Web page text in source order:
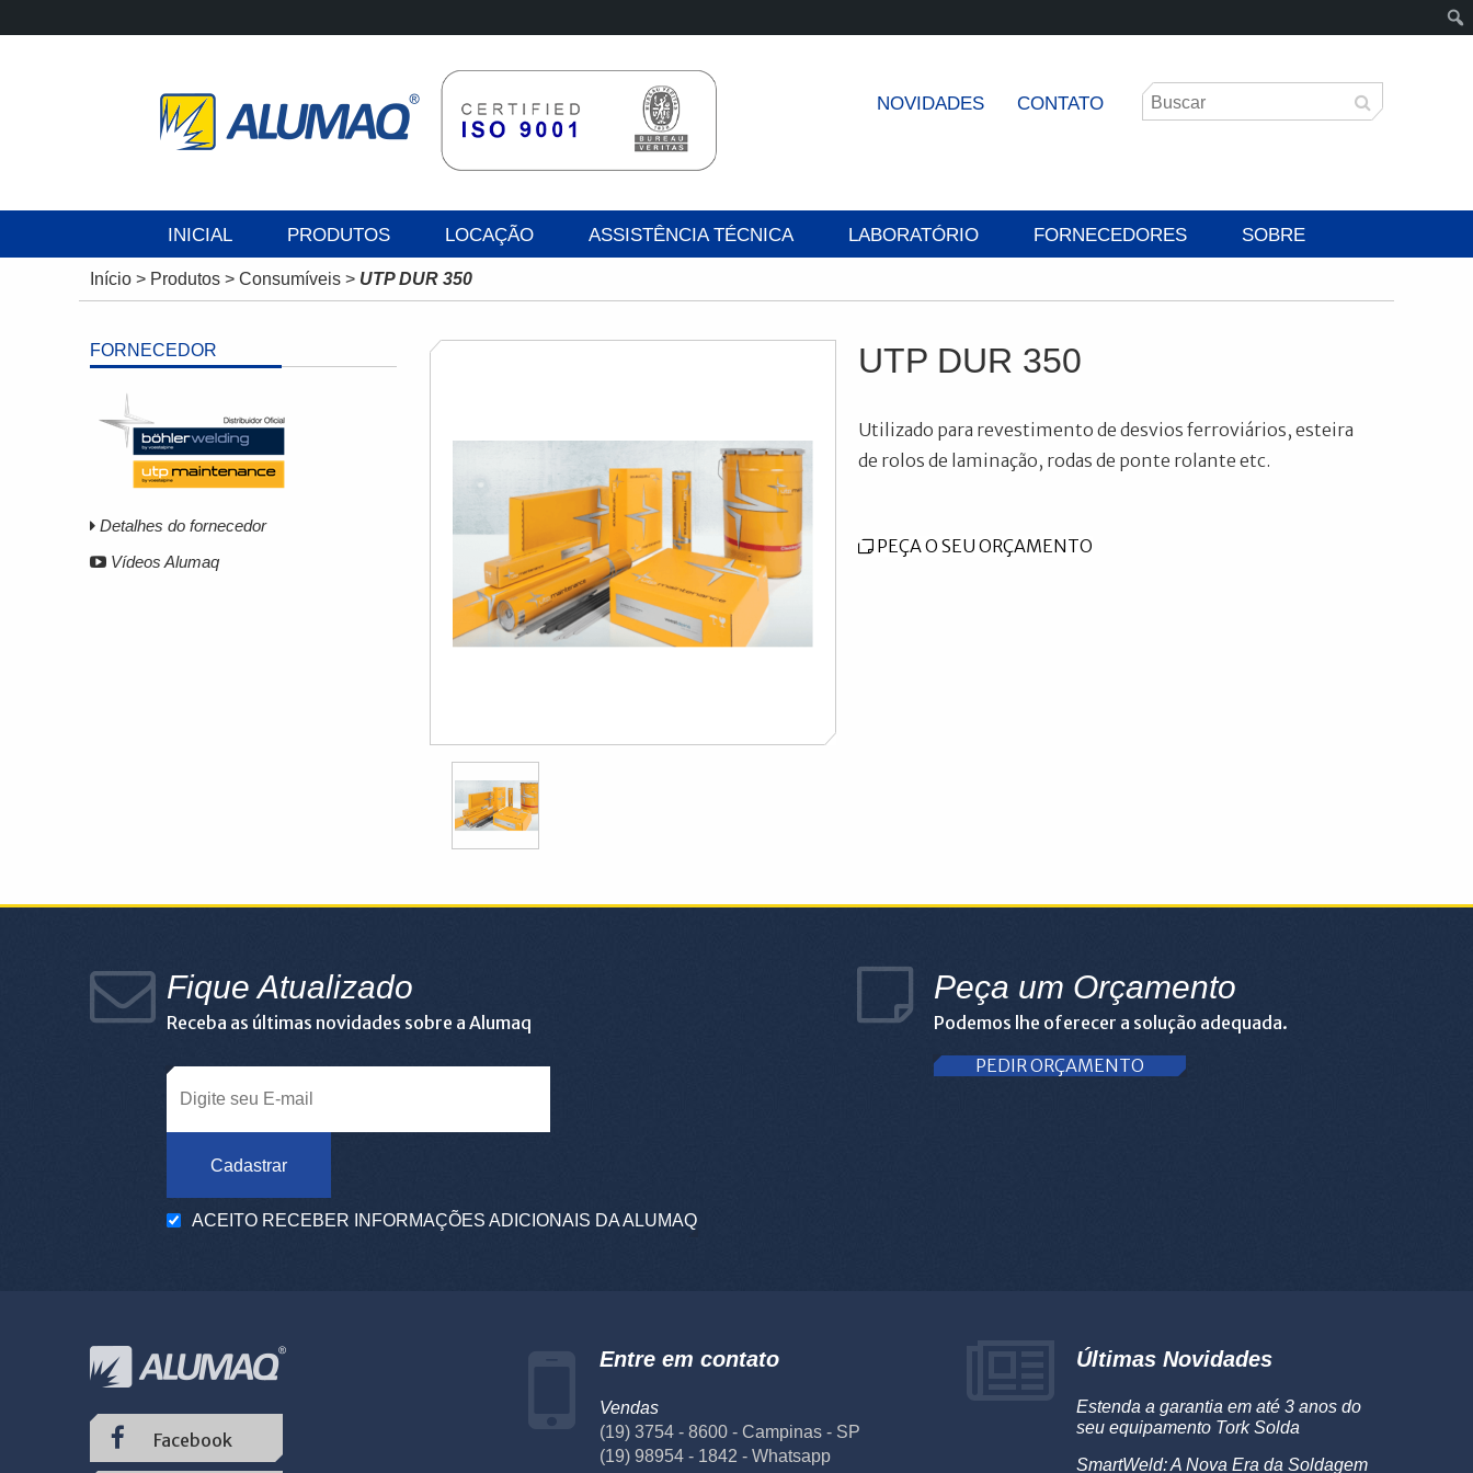
NOVIDADES CONTATO
INICIAL PRODUTOS LOCAÇÃO ASSISTÊNCIA TÉCNICA LABORATÓRIO FORNECEDORES SOBRE
Início > Produtos > Consumíveis > UTP DUR 350
FORNECEDOR
Detalhes do fornecedor
Vídeos Alumaq
UTP DUR 350
Utilizado para revestimento de desvios ferroviários, esteira
de rolos de laminação, rodas de ponte rolante etc.
PEÇA O SEU ORÇAMENTO
Fique Atualizado
Receba as últimas novidades sobre a Alumaq
Cadastrar
ACEITO RECEBER INFORMAÇÕES ADICIONAIS DA ALUMAQ
Peça um Orçamento
Podemos lhe oferecer a solução adequada.
PEDIR ORÇAMENTO
Facebook
Entre em contato
Vendas
(19) 3754 - 8600 - Campinas - SP
(19) 98954 - 1842 - Whatsapp
Últimas Novidades
Estenda a garantia em até 3 anos do
seu equipamento Tork Solda
SmartWeld: A Nova Era da Soldagem